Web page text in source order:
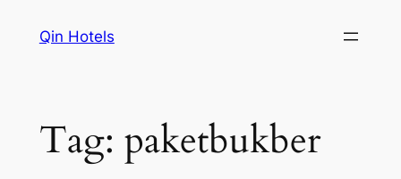
Qin Hotels
Tag: paketbukber